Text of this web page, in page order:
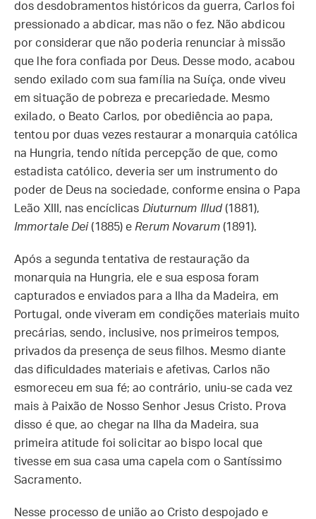
dos desdobramentos históricos da guerra, Carlos foi
pressionado a abdicar, mas não o fez. Não abdicou
por considerar que não poderia renunciar à missão
que lhe fora confiada por Deus. Desse modo, acabou
sendo exilado com sua família na Suíça, onde viveu
em situação de pobreza e precariedade. Mesmo
exilado, o Beato Carlos, por obediência ao papa,
tentou por duas vezes restaurar a monarquia católica
na Hungria, tendo nítida percepção de que, como
estadista católico, deveria ser um instrumento do
poder de Deus na sociedade, conforme ensina o Papa
Leão XIII, nas encíclicas Diuturnum Illud (1881),
Immortale Dei (1885) e Rerum Novarum(1891).
Após a segunda tentativa de restauração da
monarquia na Hungria, ele e sua esposa foram
capturados e enviados para a Ilha da Madeira, em
Portugal, onde viveram em condições materiais muito
precárias, sendo, inclusive, nos primeiros tempos,
privados da presença de seus filhos. Mesmo diante
das dificuldades materiais e afetivas, Carlos não
esmoreceu em sua fé; ao contrário, uniu-se cada vez
mais à Paixão de Nosso Senhor Jesus Cristo. Prova
disso é que, ao chegar na Ilha da Madeira, sua
primeira atitude foi solicitar ao bispo local que
tivesse em sua casa uma capela com o Santíssimo
Sacramento.
Nesse processo de união ao Cristo despojado e